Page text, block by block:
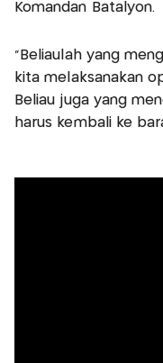
Komandan Batalyon.
"Beliaulah yang
kita melaksanakan
Beliau juga yang
harus kembali ke